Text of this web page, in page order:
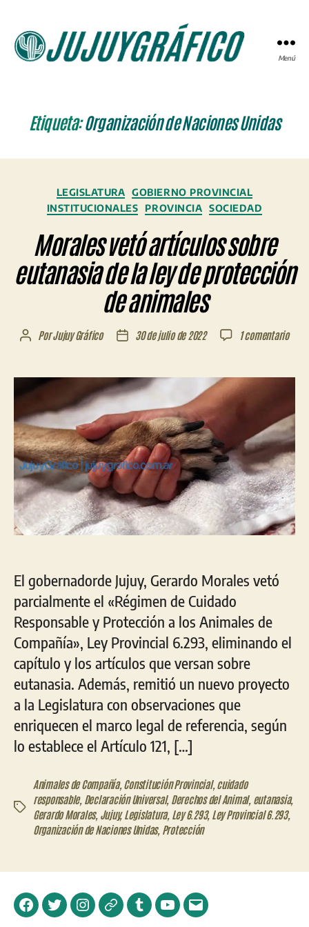
Menú
Etiqueta:Organización de Naciones Unidas
Categorías
LEGISLATURA
GOBIERNO PROVINCIAL
INSTITUCIONALES
PROVINCIA SOCIEDAD
Morales vetó artículos sobre
eutanasia de la ley de protección
de animales
Autor
entrada
PorJujuy Gráfico
Fecha
entrada
30 de julio de 2022 1 comentarioen
de
la
ley
de
de
El gobernadorde Jujuy, Gerardo Morales vetó
parcialmente el «Régimen de Cuidado
Responsable y Protección a los Animales de
Compañía», Ley Provincial 6.293, eliminando el
capítulo y los artículos que versan sobre
eutanasia. Además, remitió un nuevo proyecto
a la Legislatura con observaciones que
enriquecen el marco legal de referencia, según
lo establece el Artículo 121, […]
Etiquetas
Animales de Compañía, Constitución Provincial, cuidado
responsable, Declaración Universal, Derechos del Animal, eutanasia,
Gerardo Morales, Jujuy,Legislatura, Ley 6.293, Ley Provincial 6.293,
Organización de Naciones Unidas, Protección
FacebookTwitterInstagramTelegramTumblrYouTubeCorreo